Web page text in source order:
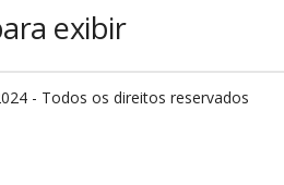
exibir
- Todos os direitos reservados